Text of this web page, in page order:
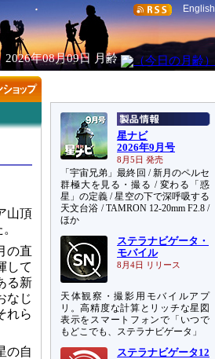
English
2026年08月09日 月齢
山頂
の直
して
る新
なじ
れら
の自
星ナビ
2026年9月号
8月5日 発売
「宇宙兄弟」最終回 / 新月のペルセ
群極大を見る・撮る / 変わる「惑
星」の定義 / 星空の下で深呼吸する
天文台浴 / TAMRON 12-20mm F2.8 /
ほか
ステラナビゲータ・
モバイル
8月4日 リリース
天体観察・撮影用モバイルアプ
リ。高精度な計算とリッチな星図
表示をスマートフォンで「いつで
もどこでも、ステラナビゲータ」
ステラナビゲータ12